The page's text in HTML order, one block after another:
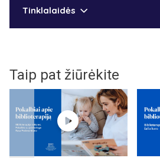
Tinklalaidės
Taip pat žiūrėkite